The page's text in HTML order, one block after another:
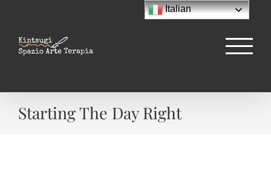
Starting The Day Right
Italian